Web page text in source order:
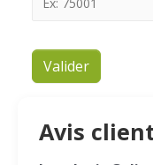
Valider
Avis